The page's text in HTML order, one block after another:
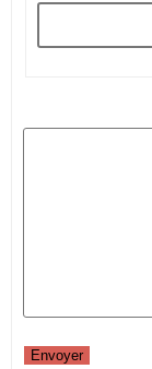
Envoyer